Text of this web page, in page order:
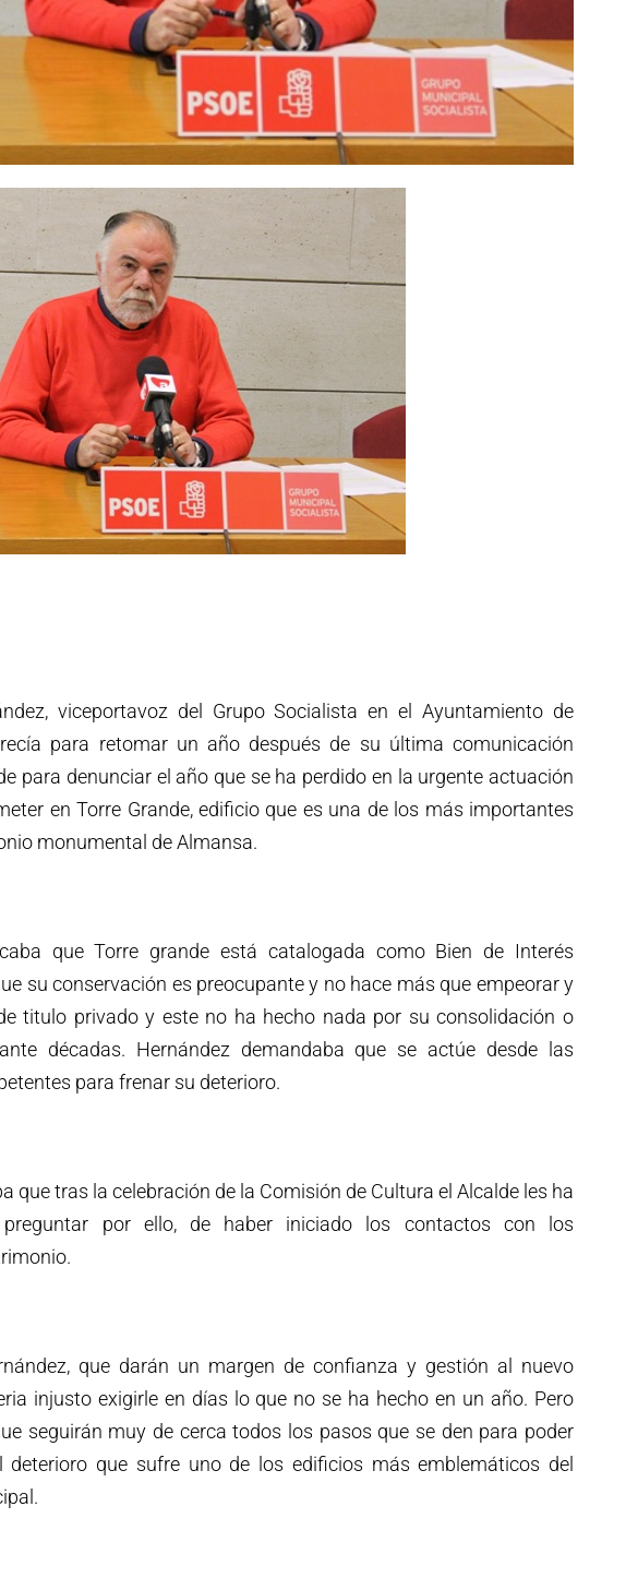
viceportavoz del Grupo Socialista en el Ayuntamiento de
para retomar un año después de su última comunicación
para denunciar el año que se ha perdido en la urgente actuación
en Torre Grande, edificio que es una de los más importantes
monumental de Almansa.
que Torre grande está catalogada como Bien de Interés
su conservación es preocupante y no hace más que empeorar y
titulo privado y este no ha hecho nada por su consolidación o
décadas. Hernández demandaba que se actúe desde las
para frenar su deterioro.
que tras la celebración de la Comisión de Cultura el Alcalde les ha
por ello, de haber iniciado los contactos con los
que darán un margen de confianza y gestión al nuevo
injusto exigirle en días lo que no se ha hecho en un año. Pero
seguirán muy de cerca todos los pasos que se den para poder
deterioro que sufre uno de los edificios más emblemáticos del